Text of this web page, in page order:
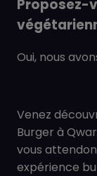
Proposez-
Oui, nous
Venez
Burger à
vous
expérience